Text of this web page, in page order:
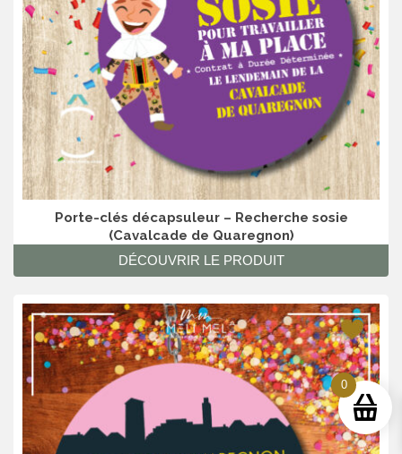
Porte-clés décapsuleur – Recherche sosie
(Cavalcade de Quaregnon)
DÉCOUVRIR LE PRODUIT
0